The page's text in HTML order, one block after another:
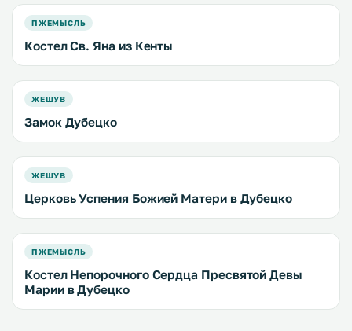
ПЖЕМЫСЛЬ
Костел Св. Яна из Кенты
ЖЕШУВ
Замок Дубецко
ЖЕШУВ
Церковь Успения Божией Матери в Дубецко
ПЖЕМЫСЛЬ
Костел Непорочного Сердца Пресвятой Девы
Марии в Дубецко